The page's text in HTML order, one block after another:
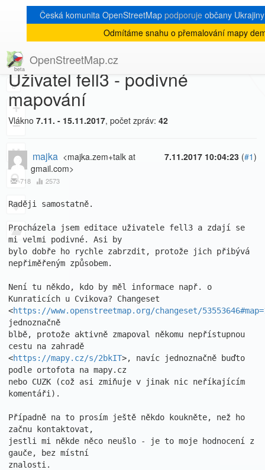
Česká komunita OpenStreetMap podporuje občany
Odmítáme snahu o přemalování mapy
OpenStreetMap.cz
8
+
−
« zpět na výpis měsíce
[Talk-cz]
Uživatel fell3 - podivné
mapování
Vlákno 7.11. - 15.11.2017, počet zpráv: 42
7.11.2017 10:04:23 (#1)
majka <majka.zem+talk at
gmail.com>
718 2573
Raději samostatně.
Procházela jsem editace uživatele fell3 a zdají se
mi velmi podivné. Asi by
bylo dobře ho rychle zabrzdit, protože jich přibývá
nepřiměřeným způsobem.
Není tu někdo, kdo by měl informace např. o
Kunraticích u Cvikova? Changeset
<https://www.openstreetmap.org/changeset/
jednoznačně
blbě, protože aktivně zmapoval někomu nepřístupnou
cestu na zahradě
<https://mapy.cz/s/2bkIT>, navíc jednoznačně buďto
podle ortofota na mapy.cz
nebo CUZK (což asi zmiňuje v jinak nic neříkajícím
komentáři).
Případně na to prosím ještě někdo koukněte, než ho
začnu kontaktovat,
jestli mi někde něco neušlo - je to moje hodnocení z
gauče, bez místní
znalosti.